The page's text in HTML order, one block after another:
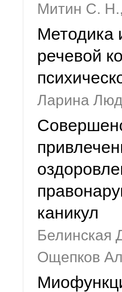
Митин С. Н.,
Методика
речевой
Ларина
каникул
Белинская
Ощепков